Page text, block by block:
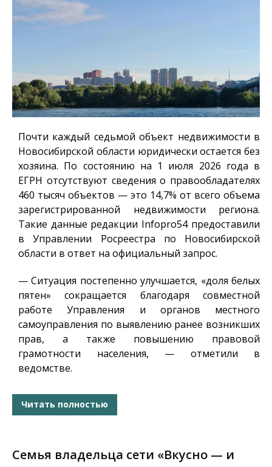
Почти каждый седьмой объект недвижимости в
Новосибирской области юридически остается без
хозяина. По состоянию на 1 июля 2026 года в
ЕГРН отсутствуют сведения о правообладателях
460 тысяч объектов — это 14,7% от всего объема
зарегистрированной недвижимости региона.
Такие данные редакции Infopro54предоставили
в Управлении Росреестра по Новосибирской
области в ответ на официальный запрос.
— Ситуация постепенно улучшается, «доля белых
пятен» сокращается благодаря совместной
работе Управления и органов местного
самоуправления по выявлению ранее возникших
прав, а также повышению правовой
грамотности населения, — отметили в
ведомстве.
Читать полностью
Семья владельца сети «Вкусно — и